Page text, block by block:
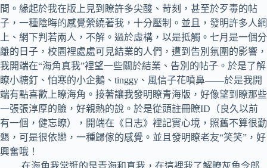
間。緣起於我在版上見到瞭許多尖酸、苛刻，甚至於歹毒的帖
子，一種陰晦的感覺縈繞著我，十分壓制。並且，發明許多人網
上、網下判若兩人，不解。過於虛構，以是抵觸。七月是一個分
離的日子，校園裡處處可見結業的人們，遭到告別氛圍的影響，
我開端在“海角真我”裡望一些關於結業、告別的帖子。於是了解
瞭小糖釘、怕寒的小企鵝、tinggy、風信子花噴鼻——於是我開
端有點喜歡上瞭海角。接著讓我發明瞭青海版，好像望到瞭那些
一張張淳厚的臉，好親熱的說。於是從頭註冊瞭ID（良久以前
有一個，健忘瞭），開端在《日志》裡記實心境，照舊不算很勤
懇，可是很依戀，一種歸傢的感覺。並且發明瞭老友“笑笑”，好
興奮哦！
在海角我常逛的是青海和真我，在這裡我了解瞭灰魚令郎